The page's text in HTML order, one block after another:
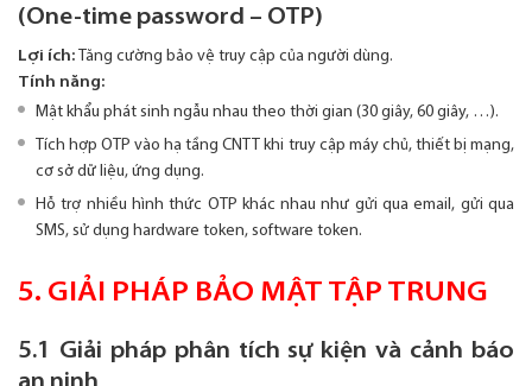
(One-time password – OTP)
Lợi ích: Tăng cường bảo vệ truy cập của người dùng.
Tính năng:
Mật khẩu phát sinh ngẫu nhau theo thời gian (30 giây, 60 giây, …).
Tích hợp OTP vào hạ tầng CNTT khi truy cập máy chủ, thiết bị mạng,
cơ sở dữ liệu, ứng dụng.
Hỗ trợ nhiều hình thức OTP khác nhau như gửi qua email, gửi qua
SMS, sử dụng hardware token, software token.
5. GIẢI PHÁP BẢO MẬT TẬP TRUNG
5.1 Giải pháp phân tích sự kiện và cảnh báo